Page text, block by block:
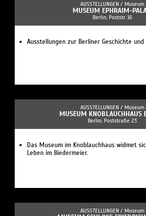
AUSSTELLUNGEN / Museum
MUSEUM EPHRAIM-
Berlin, Poststr. 16
Ausstellungen zur Berliner Geschichte
AUSSTELLUNGEN / Museum
MUSEUM KNOBLAUCHHAUS
Berlin, Poststraße 23
Das Museum im Knoblauchhaus widmet
Leben im Biedermeier.
AUSSTELLUNGEN / Museum